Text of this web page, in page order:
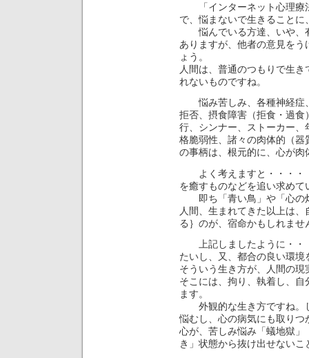
「インターネット心理療
で、悩まないで生きること
悩んでいる方達、いや、
ありますが、他者の意見を
ょう。
人間は、普通のつもりで生
れないものですね。
悩み苦しみ、各種神経症
拒否、摂食障害（拒食・過
行、シンナー、ストーカー
格脆弱性、諸々の肉体的（
の事柄は、根元的に、心が
よく考えますと・・・・
を癒すものなどを追い求めて
即ち「青い鳥」や「心の
人間、生まれてきた以上は
る｝のが、宿命かもしれませ
上記しましたように・・
たいし、又、都合の良い環境
そういう生き方が、人間の
そこには、拘り、執着し、
ます。
外観的な生き方ですね。
悩むし、心の病気にも取り
心が、苦しみ悩み「蟻地獄
き」状態から抜け出せないこ